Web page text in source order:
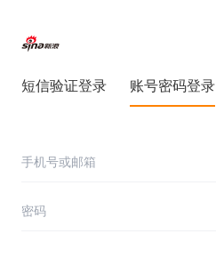
短信验证登录 账号密码登录